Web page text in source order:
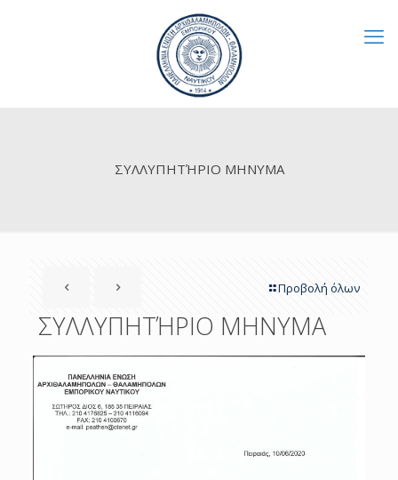
ΣΥΛΛΥΠΗΤΉΡΙΟ ΜΗΝΥΜΑ
Προβολή όλων
ΣΥΛΛΥΠΗΤΉΡΙΟ ΜΗΝΥΜΑ